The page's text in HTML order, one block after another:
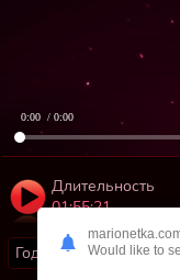
0:00 / 0:00
Длительность
01:55:21
Год: 2020 Страны:
Would like to